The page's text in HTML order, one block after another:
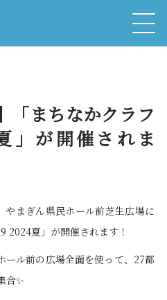
「まちなかクラフ
」が開催されま
まぎん県民ホール前芝生広場に
2024夏」が開催されます！
ール前の広場全面を使って、27都
合✨